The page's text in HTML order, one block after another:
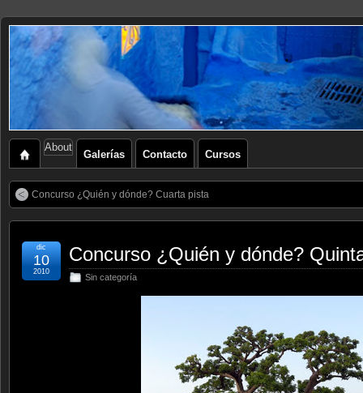
About
Galerías Contacto Cursos
Concurso ¿Quién y dónde? Cuarta pista
Concurso ¿Quién y dónde?
Sin categoría
dic
10
2010